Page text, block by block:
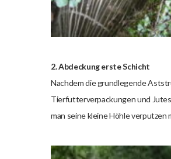
2. Abdeckung erste Schicht
Nachdem die grundlegende
Tierfutterverpackungen und
man seine kleine Höhle